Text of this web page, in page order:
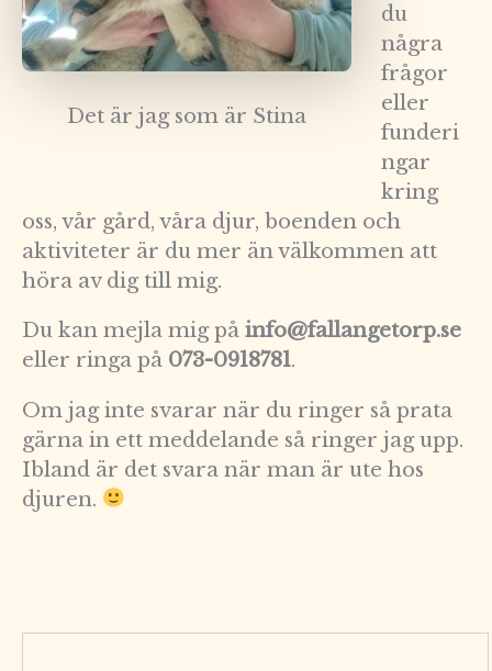
Det är jag som är Stina
du
några
frågor
eller
funderi
ngar
kring
oss, vår gård, våra djur, boenden och
aktiviteter är du mer än välkommen att
höra av dig till mig.
Du kan mejla mig på info@fallangetorp.se
eller ringa på 073-0918781.
Om jag inte svarar när du ringer så prata
gärna in ett meddelande så ringer jag upp.
Ibland är det svara när man är ute hos
djuren.